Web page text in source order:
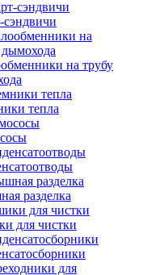
сэндвичи
на трубу
тепла
разделка
для чистки